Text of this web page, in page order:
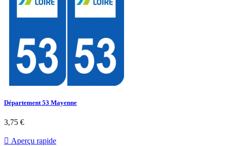
Département 53 Mayenne
3,75 €
 Aperçu rapide